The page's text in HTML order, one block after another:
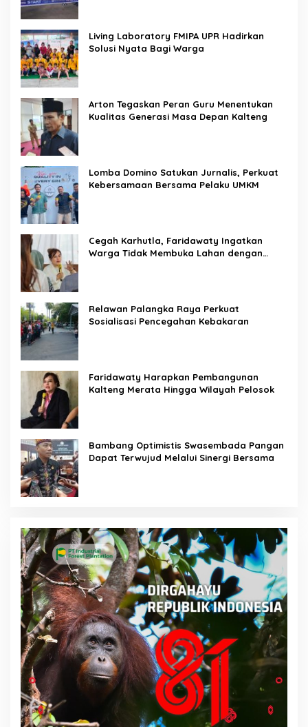
Living Laboratory FMIPA UPR Hadirkan
Solusi Nyata Bagi Warga
Arton Tegaskan Peran Guru Menentukan
Kualitas Generasi Masa Depan Kalteng
Lomba Domino Satukan Jurnalis, Perkuat
Kebersamaan Bersama Pelaku UMKM
Cegah Karhutla, Faridawaty Ingatkan
Warga Tidak Membuka Lahan dengan
Relawan Palangka Raya Perkuat
Sosialisasi Pencegahan Kebakaran
Faridawaty Harapkan Pembangunan
Kalteng Merata Hingga Wilayah Pelosok
Bambang Optimistis Swasembada Pangan
Dapat Terwujud Melalui Sinergi Bersama